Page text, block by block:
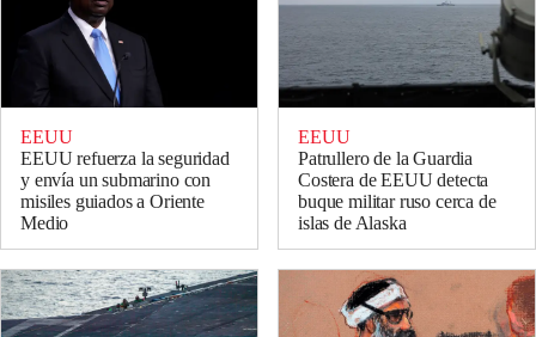
EEUU
EEUU refuerza la seguridad
y envía un submarino con
misiles guiados a Oriente
Medio
EEUU
Patrullero de la Guardia
Costera de EEUU detecta
buque militar ruso cerca de
islas de Alaska